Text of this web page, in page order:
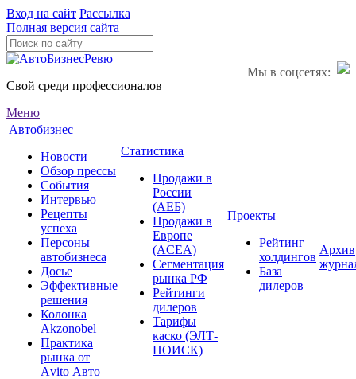
Вход на сайт Рассылка
Полная версия сайта
Мы в соцсетях:
Свой среди профессионалов
Меню
Автобизнес
Новости
Обзор прессы
События
Интервью
Рецепты
успеха
Персоны
автобизнеса
Досье
Эффективные
решения
Колонка
Akzonobel
Практика
рынка от
Аvito Авто
Статистика
Продажи в
России
(АЕБ)
Продажи в
Европе
(ACEA)
Сегментация
рынка РФ
Рейтинги
дилеров
Тарифы
каско (ЭЛТ-
ПОИСК)
Проекты
Рейтинг
холдингов
База
дилеров
Архив